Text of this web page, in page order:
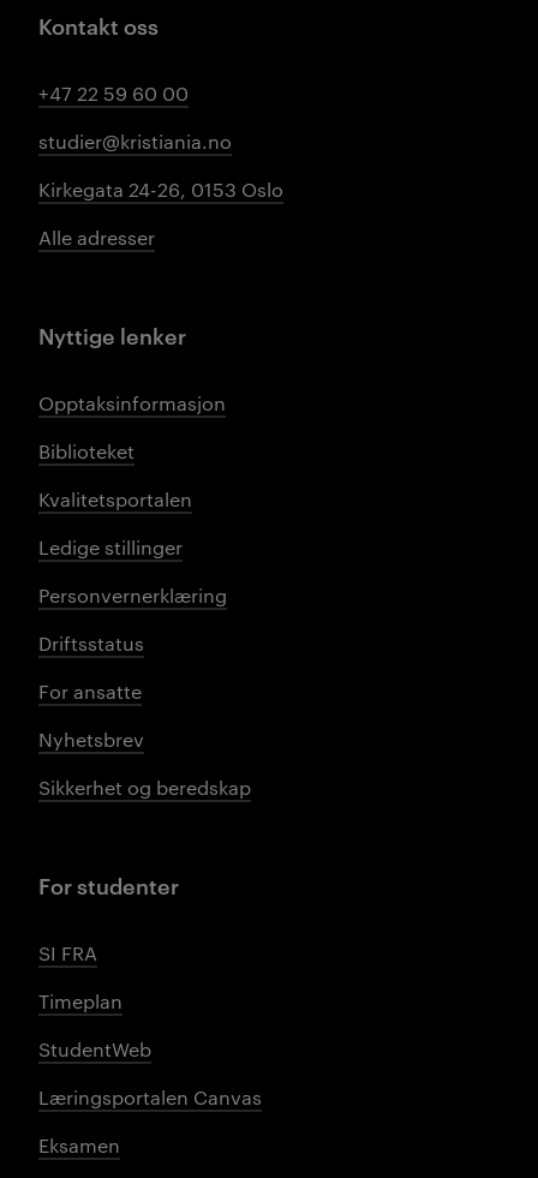
Kontakt oss
+47 22 59 60 00
studier@kristiania.no
Kirkegata 24-26, 0153 Oslo
Alle adresser
Nyttige lenker
Opptaksinformasjon
Biblioteket
Kvalitetsportalen
Ledige stillinger
Personvernerklæring
Driftsstatus
For ansatte
Nyhetsbrev
Sikkerhet og beredskap
For studenter
SI FRA
Timeplan
StudentWeb
Læringsportalen Canvas
Eksamen